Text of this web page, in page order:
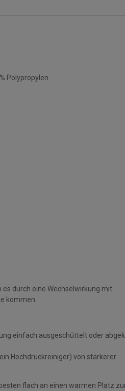
Polypropylen
durch eine Wechselwirkung mit
kommen.
einfach ausgeschüttelt oder
Hochdruckreiniger) von stärkerer
flach an einen warmen Platz